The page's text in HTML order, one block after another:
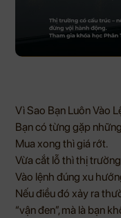
Vì Sao Bạn Luôn Vào
Bạn có từng gặp
Mua xong thì giá rớt.
Vừa cắt lỗ thì thị
Vào lệnh đúng xu
Nếu điều đó xảy ra
“vận đen”, mà là bạn